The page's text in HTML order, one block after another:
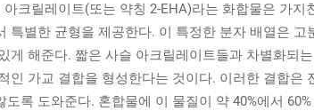
아크릴레이트(또는 약칭 2-EHA)라는 화합물은 가
특별한 균형을 제공한다. 이 특정한 분자 배열은
게 해준다. 짧은 사슬 아크릴레이트들과 차별화되
인 가교 결합을 형성한다는 것이다. 이러한 결합은
도록 도와준다. 혼합물에 이 물질이 약 40%에서